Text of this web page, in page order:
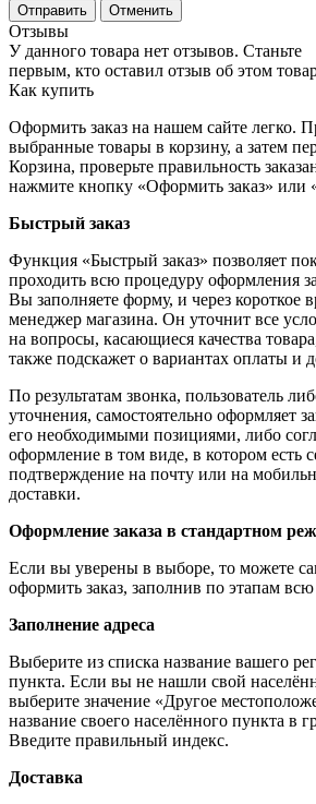
Отменить
Отзывы
У данного товара нет отзывов. Станьте
первым, кто оставил отзыв об этом
Как купить
Оформить заказ на нашем сайте легко.
выбранные товары в корзину, а затем
Корзина, проверьте правильность
нажмите кнопку «Оформить заказ» или
Быстрый заказ
Функция «Быстрый заказ» позволяет
проходить всю процедуру оформления
Вы заполняете форму, и через короткое
менеджер магазина. Он уточнит все
на вопросы, касающиеся качества
также подскажет о вариантах оплаты и
По результатам звонка, пользователь
уточнения, самостоятельно оформляет
его необходимыми позициями, либо
оформление в том виде, в котором есть
подтверждение на почту или на
доставки.
Оформление заказа в стандартном
Если вы уверены в выборе, то можете
оформить заказ, заполнив по этапам
Заполнение адреса
Выберите из списка название вашего
пункта. Если вы не нашли свой
выберите значение «Другое
название своего населённого пункта в
Введите правильный индекс.
Доставка